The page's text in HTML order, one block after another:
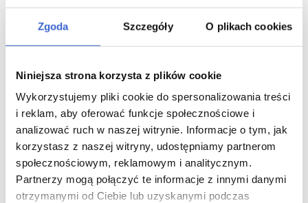
Zgoda Szczegóły O plikach cookies
Niniejsza strona korzysta z plików cookie
Wykorzystujemy pliki cookie do spersonalizowania treści
i reklam, aby oferować funkcje społecznościowe i
analizować ruch w naszej witrynie. Informacje o tym, jak
korzystasz z naszej witryny, udostępniamy partnerom
społecznościowym, reklamowym i analitycznym.
Partnerzy mogą połączyć te informacje z innymi danymi
otrzymanymi od Ciebie lub uzyskanymi podczas
Możliwe działania niepożądane
Odnotowano następujące działania niepożądane:
zaczerwienienie twarzy
drażniąca wysypka (pokrzywka)
gorączka i nudności
Zdarzają się one rzadko. W bardzo rzadkich
przypadkach mogą wystąpić poważne działania
niepożądane takie jak wstrząs. Jeśli taki objaw
wystąpi infuzja będzie przerwana i zostanie